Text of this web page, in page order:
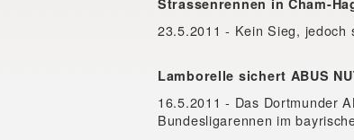
23.5.2011 - Kein Sieg, jedoch
Lamborelle sichert ABUS
16.5.2011 - Das Dortmunder
Bundesligarennen im